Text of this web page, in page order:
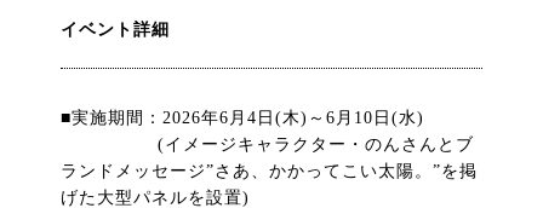
イベント詳細
■実施期間：2026年6月4日(木)～6月10日(水)
(イメージキャラクター・のんさんとブ
ランドメッセージ”さあ、かかってこい太陽。”を掲
げた大型パネルを設置)